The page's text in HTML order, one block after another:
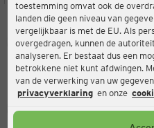
toestemming omvat ook de
landen die geen niveau van
vergelijkbaar is met de EU. Als
overgedragen, kunnen de
analyseren. Er bestaat dus een
betrokkene niet kunt afdwingen.
van de verwerking van uw
privacyverklaring en onze
Ernsting's family
Untere Königsstraße 58,
Open